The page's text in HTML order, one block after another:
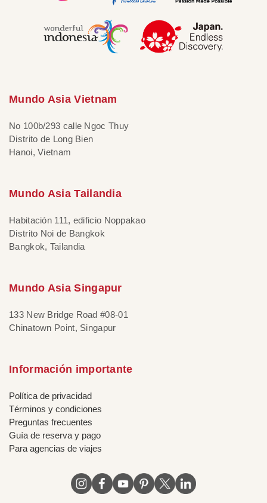
Mundo Asia Vietnam
No 100b/293 calle Ngoc Thuy
Distrito de Long Bien
Hanoi, Vietnam
Mundo Asia Tailandia
Habitación 111, edificio Noppakao
Distrito Noi de Bangkok
Bangkok, Tailandia
Mundo Asia Singapur
133 New Bridge Road #08-01
Chinatown Point, Singapur
Información importante
Política de privacidad
Términos y condiciones
Preguntas frecuentes
Guía de reserva y pago
Para agencias de viajes